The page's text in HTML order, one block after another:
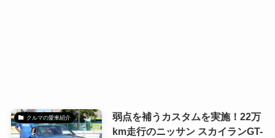
クルマの愛車紹介
弱点を補うカスタムを実施！22万
km走行のニッサン スカイランGT-